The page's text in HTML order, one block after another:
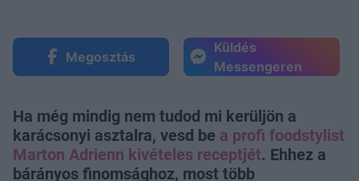
Megosztás
Küldés
Messengeren
Ha még mindig nem tudod mi kerüljön a
karácsonyi asztalra, vesd be a profi foodstylist
Marton Adrienn kivételes receptjét. Ehhez a
bárányos finomsághoz, most több